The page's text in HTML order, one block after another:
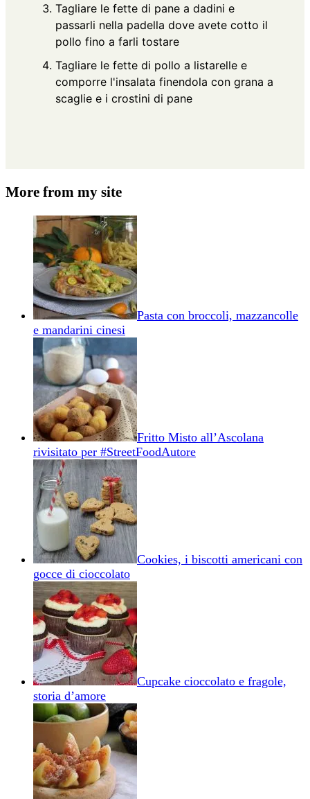
Tagliare le fette di pane a dadini e
passarli nella padella dove avete cotto il
pollo fino a farli tostare
Tagliare le fette di pollo a listarelle e
comporre l'insalata finendola con grana a
scaglie e i crostini di pane
More from my site
Pasta con broccoli, mazzancolle
e mandarini cinesi
Fritto Misto all’Ascolana
rivisitato per #StreetFoodAutore
Cookies, i biscotti americani con
gocce di cioccolato
Cupcake cioccolato e fragole,
storia d’amore